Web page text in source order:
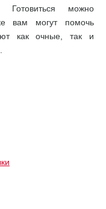
Готовиться можно
вам могут помочь
как очные, так и